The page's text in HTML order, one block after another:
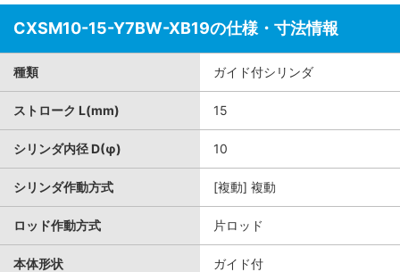
CXSM10-15-Y7BW-XB19の仕様・寸法情報
種類 ガイド付シリンダ
ストローク L(mm) 15
シリンダ内径 D(φ) 10
シリンダ作動方式 [複動] 複動
ロッド作動方式 片ロッド
本体形状 ガイド付